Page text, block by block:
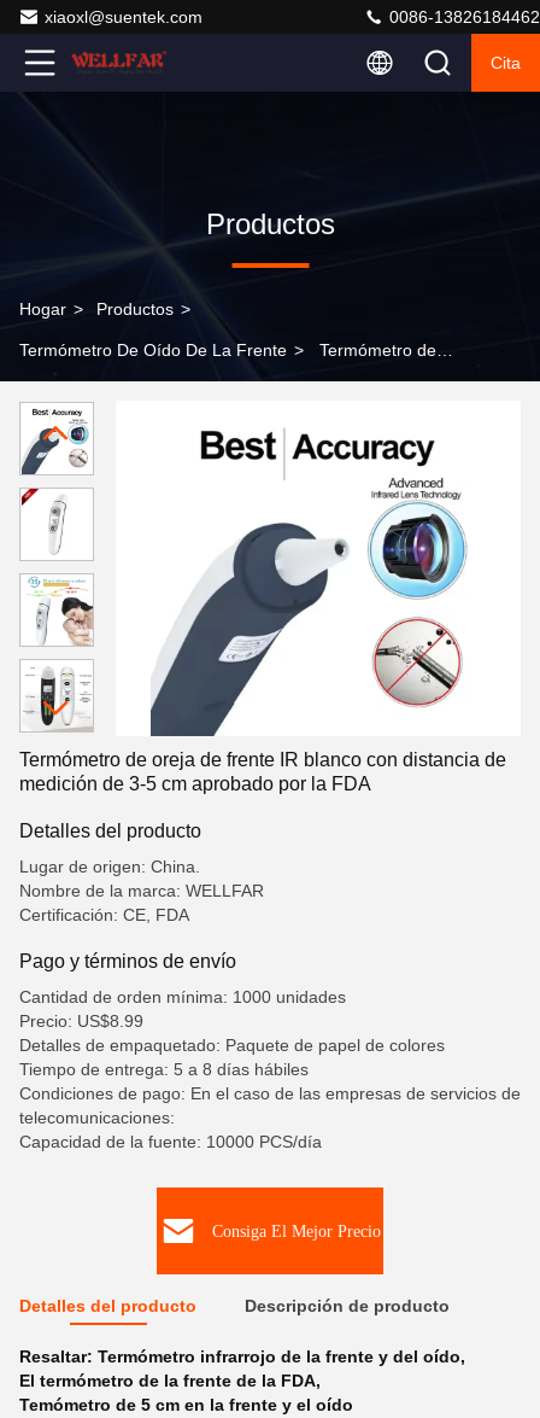
xiaoxl@suentek.com 0086-13826184462
Cita
Productos
Hogar > Productos >
Termómetro De Oído De La Frente > Termómetro de
3-5 cm aprobado por la FDA
Termómetro de oreja de frente IR blanco con distancia de
medición de 3-5 cm aprobado por la FDA
Detalles del producto
Lugar de origen: China.
Nombre de la marca: WELLFAR
Certificación: CE, FDA
Pago y términos de envío
Cantidad de orden mínima: 1000 unidades
Precio: US$8.99
Detalles de empaquetado: Paquete de papel de colores
Tiempo de entrega: 5 a 8 días hábiles
Condiciones de pago: En el caso de las empresas de servicios de
telecomunicaciones:
Capacidad de la fuente: 10000 PCS/día
Consiga El Mejor Precio
Detalles del producto Descripción de producto
Resaltar: Termómetro infrarrojo de la frente y del oído,
El termómetro de la frente de la FDA,
Temómetro de 5 cm en la frente y el oído